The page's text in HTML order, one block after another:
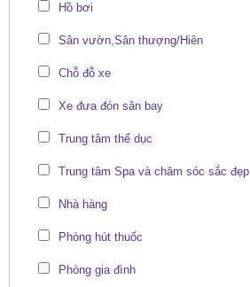
Hồ bơi
Sân vườn,Sân thượng/Hiên
Chỗ đỗ xe
Xe đưa đón sân bay
Trung tâm thể dục
Trung tâm Spa và chăm sóc sắc đẹp
Nhà hàng
Phòng hút thuốc
Phòng gia đình